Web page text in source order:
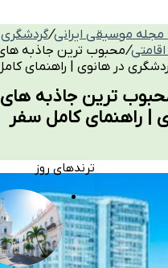
مجله موسیقی ایرانی/گردشگری
/محبوب ترین جاذبه
در هانوی | راهنمای
ترین جاذبه های
| راهنمای کامل سفر
ترندهای روز